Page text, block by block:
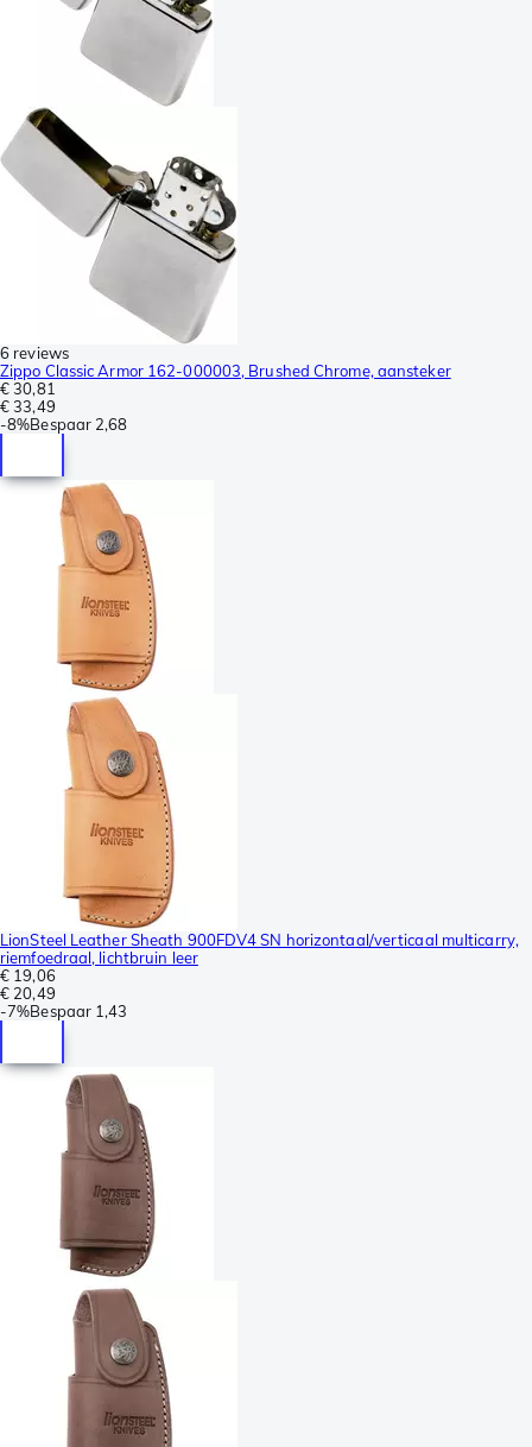
6 reviews
Zippo Classic Armor 162-000003, Brushed Chrome, aansteker
€ 30,81
€ 33,49
-8%Bespaar 2,68
LionSteel Leather Sheath 900FDV4 SN horizontaal/verticaal multicarry,
riemfoedraal, lichtbruin leer
€ 19,06
€ 20,49
-7%Bespaar 1,43